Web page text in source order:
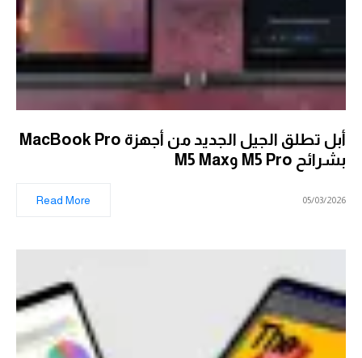
أبل تطلق الجيل الجديد من أجهزة MacBook Pro
بشرائح M5 Pro وM5 Max
05/03/2026
Read More